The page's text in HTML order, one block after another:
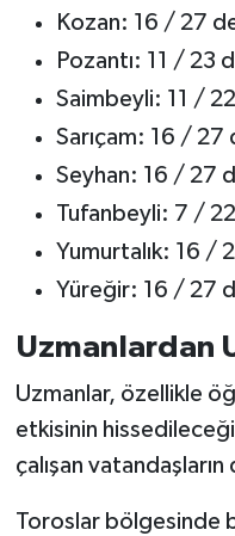
Kozan: 16 / 27
Pozantı: 11 / 23
Saimbeyli: 11 /
Sarıçam: 16 / 27
Seyhan: 16 / 27
Tufanbeyli: 7 /
Yumurtalık: 16 /
Yüreğir: 16 / 27
Uzmanlardan
Uzmanlar, özellikle
etkisinin
çalışan
Toroslar bölgesinde